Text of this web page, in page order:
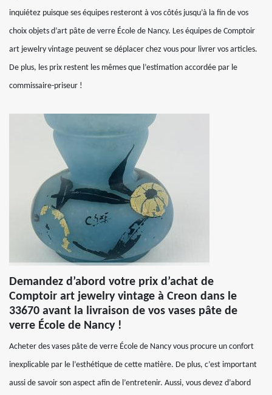
inquiétez puisque ses équipes resteront à vos côtés jusqu’à la fin de vos
choix objets d’art pâte de verre École de Nancy. Les équipes de Comptoir
art jewelry vintage peuvent se déplacer chez vous pour livrer vos articles.
De plus, les prix restent les mêmes que l’estimation accordée par le
commissaire-priseur !
Demandez d’abord votre prix d’achat de
Comptoir art jewelry vintage à Creon dans le
33670 avant la livraison de vos vases pâte de
verre École de Nancy !
Acheter des vases pâte de verre École de Nancy vous procure un confort
inexplicable par le l’esthétique de cette matière. De plus, c’est important
aussi de savoir son aspect afin de l’entretenir. Aussi, vous devez d’abord